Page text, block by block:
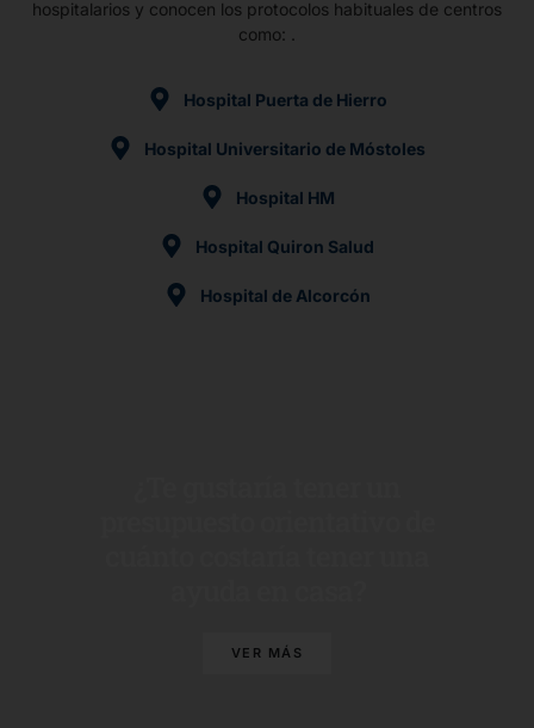
hospitalarios y conocen los protocolos habituales de centros
como: .
Hospital Puerta de Hierro
Hospital Universitario de Móstoles
Hospital HM
Hospital Quiron Salud
Hospital de Alcorcón
VER MÁS